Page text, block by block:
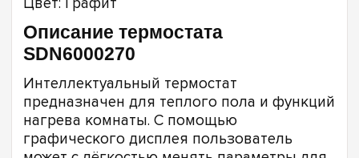
Описание термостата
SDN6000270
Интеллектуальный термостат
предназначен для теплого пола и функций
нагрева комнаты. С помощью
графического дисплея пользователь